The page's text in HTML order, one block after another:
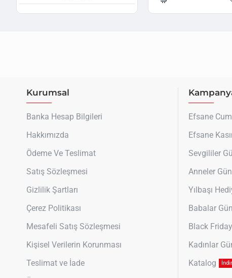
Kurumsal
Banka Hesap Bilgileri
Hakkımızda
Ödeme Ve Teslimat
Satış Sözleşmesi
Gizlilik Şartları
Çerez Politikası
Mesafeli Satış Sözleşmesi
Kişisel Verilerin Korunması
Teslimat ve İade
Efsane
Efsane
Sevgililer
Anneler
Yılbaşı
Babalar
Black Friday
Kadınlar
Katalog